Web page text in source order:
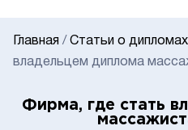
Главная / Статьи о дипломах
владельцем диплома
Фирма, где стать